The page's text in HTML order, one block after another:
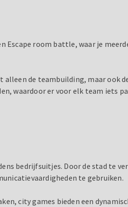
Escape room battle, waar je
de teambuilding, maar ook
waardoor er voor elk team iets
bedrijfsuitjes. Door de stad te
te gebruiken.
city games bieden een